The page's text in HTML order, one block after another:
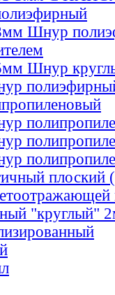
Шнур
Шнур
плоский
"круглый"